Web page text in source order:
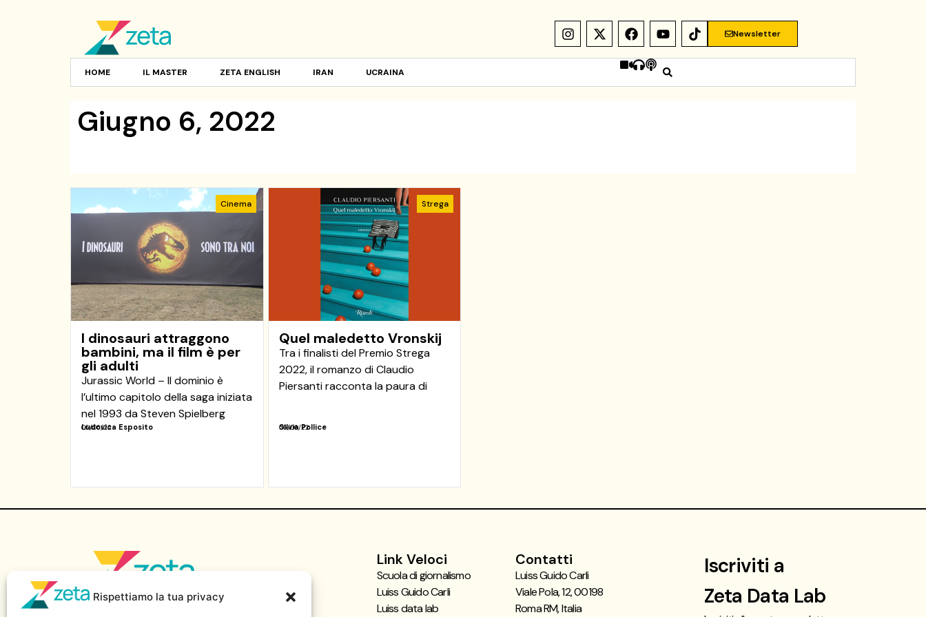
Rispettiamo la tua privacy
Newsletter
HOME IL MASTER ZETA ENGLISH IRAN UCRAINA
Giugno 6, 2022
Cinema
I dinosauri attraggono
bambini, ma il film è per
gli adulti
Jurassic World – Il dominio è
l’ultimo capitolo della saga iniziata
nel 1993 da Steven Spielberg
06/06/22
Ludovica Esposito
Strega
Quel maledetto Vronskij
Tra i finalisti del Premio Strega
2022, il romanzo di Claudio
Piersanti racconta la paura di
06/06/22
Silvia Pollice
Sito di informazione della Scuola Superiore di Giornalismo
Link Veloci
Scuola di giornalismo
Luiss Guido Carli
Luiss data lab
Contatti
Luiss Guido Carli
Viale Pola, 12, 00198
Roma RM, Italia
Iscriviti a
Zeta Data Lab